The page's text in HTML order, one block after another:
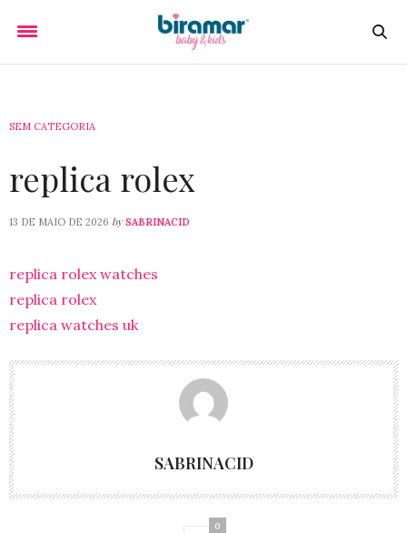
SEM CATEGORIA
replica rolex
13 DE MAIO DE 2026 by SABRINACID
replica rolex watches
replica rolex
replica watches uk
SABRINACID
0